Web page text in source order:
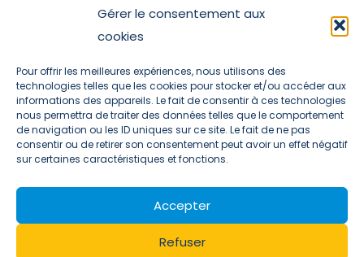
Gérer le consentement aux
cookies
Pour offrir les meilleures expériences, nous utilisons des
technologies telles que les cookies pour stocker et/ou accéder aux
informations des appareils. Le fait de consentir à ces technologies
nous permettra de traiter des données telles que le comportement
de navigation ou les ID uniques sur ce site. Le fait de ne pas
consentir ou de retirer son consentement peut avoir un effet négatif
sur certaines caractéristiques et fonctions.
Accepter
Refuser
Liens Légaux
Mentions Légales